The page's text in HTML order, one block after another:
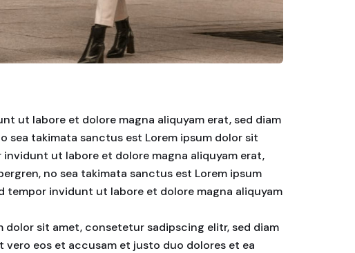
ut labore et dolore magna aliquyam erat, sed diam
sea takimata sanctus est Lorem ipsum dolor sit
ut labore et dolore magna aliquyam erat,
no sea takimata sanctus est Lorem ipsum
tempor invidunt ut labore et dolore magna aliquyam
dolor sit amet, consetetur sadipscing elitr, sed diam
eos et accusam et justo duo dolores et ea